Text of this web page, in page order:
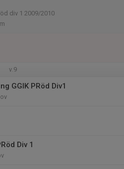
div 1 2009/2010
v.9
GGIK PRöd Div1
Div 1